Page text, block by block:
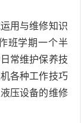
用与维修知识
班学期一个半
常维护保养技
各种工作技巧
压设备的维修